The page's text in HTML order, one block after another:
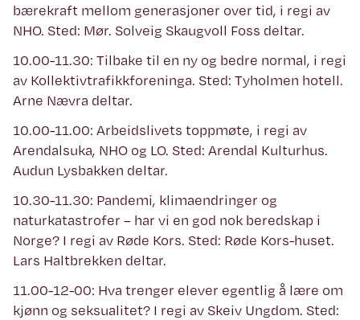
bærekraft mellom generasjoner over tid, i regi av
NHO. Sted: Mør. Solveig Skaugvoll Foss deltar.
10.00-11.30: Tilbake til en ny og bedre normal, i regi
av Kollektivtrafikkforeninga. Sted: Tyholmen hotell.
Arne Nævra deltar.
10.00-11.00: Arbeidslivets toppmøte, i regi av
Arendalsuka, NHO og LO. Sted: Arendal Kulturhus.
Audun Lysbakken deltar.
10.30-11.30: Pandemi, klimaendringer og
naturkatastrofer – har vi en god nok beredskap i
Norge? I regi av Røde Kors. Sted: Røde Kors-huset.
Lars Haltbrekken deltar.
11.00-12-00: Hva trenger elever egentlig å lære om
kjønn og seksualitet? I regi av Skeiv Ungdom. Sted: